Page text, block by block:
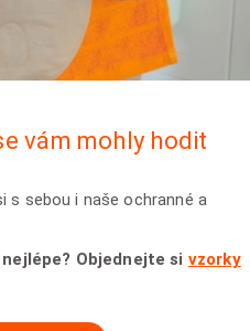
vám mohly hodit
s sebou i naše ochranné a
Objednejte si vzorky